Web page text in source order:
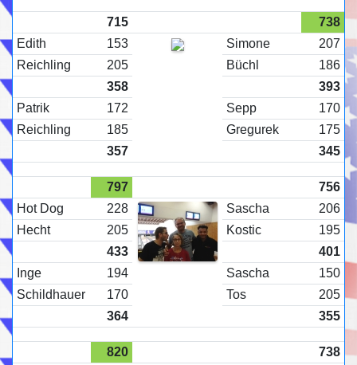
715
738
Edith
153 Simone
207
Reichling
205 Büchl
186
358
393
Patrik
172 Sepp
170
Reichling
185 Gregurek
175
357
345
797
756
Hot Dog
228 Sascha
206
Hecht
205 Kostic
195
433
401
Inge
194 Sascha
150
Schildhauer
170 Tos
205
364
355
820
738